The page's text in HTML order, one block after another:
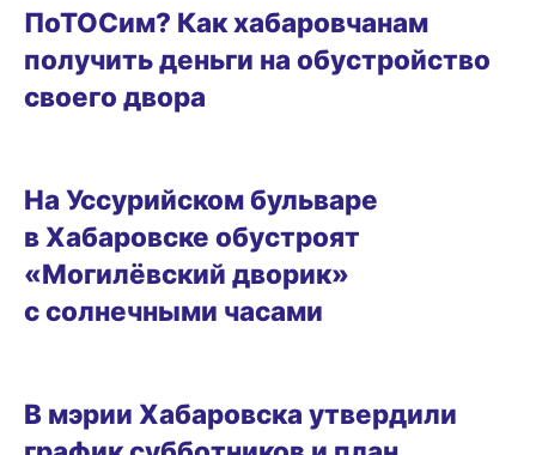
ПоТОСим? Как хабаровчанам
получить деньги на обустройство
своего двора
На Уссурийском бульваре
в Хабаровске обустроят
«Могилёвский дворик»
с солнечными часами
В мэрии Хабаровска утвердили